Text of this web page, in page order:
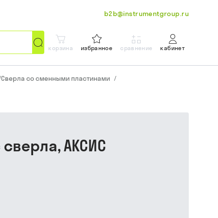
b2b@instrumentgroup.ru
корзина избранное сравнение кабинет
Сверла со сменными пластинами /
сверла, АКСИС